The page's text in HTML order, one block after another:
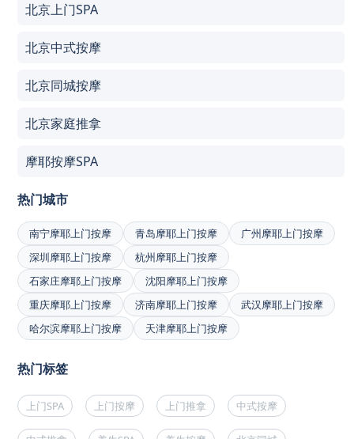
北京上门SPA
北京中式按摩
北京同城按摩
北京家庭推拿
摩耶按摩SPA
热门城市
南宁摩耶上门按摩 青岛摩耶上门按摩
广州摩耶上门按摩
深圳摩耶上门按摩
杭州摩耶上门按摩
石家庄摩耶上门按摩
沈阳摩耶上门按摩
重庆摩耶上门按摩
济南摩耶上门按摩
武汉摩耶上门按摩
哈尔滨摩耶上门按摩
天津摩耶上门按摩
热门标签
上门SPA 上门按摩 上门推拿 中式按摩